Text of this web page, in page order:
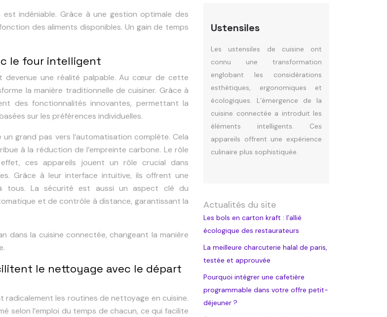
indéniable. Grâce à une gestion optimale des
des aliments disponibles. Un gain de temps
le four intelligent
devenue une réalité palpable. Au cœur de cette
la manière traditionnelle de cuisiner. Grâce à
des fonctionnalités innovantes, permettant la
sur les préférences individuelles.
grand pas vers l’automatisation complète. Cela
à la réduction de l’empreinte carbone. Le rôle
ces appareils jouent un rôle crucial dans
Grâce à leur interface intuitive, ils offrent une
tous. La sécurité est aussi un aspect clé du
et de contrôle à distance, garantissant la
dans la cuisine connectée, changeant la manière
le nettoyage avec le départ
les routines de nettoyage en cuisine.
selon l’emploi du temps de chacun, ce qui facilite
Ustensiles
Les ustensiles de cuisine ont
connu une transformation
englobant les considérations
esthétiques, ergonomiques et
écologiques. L’émergence de la
cuisine connectée a introduit les
éléments intelligents. Ces
appareils offrent une expérience
culinaire plus sophistiquée.
Actualités du site
Les bols en carton kraft : l’allié
écologique des restaurateurs
La meilleure charcuterie halal de paris,
testée et approuvée
Pourquoi intégrer une cafetière
programmable dans votre offre petit-
déjeuner ?